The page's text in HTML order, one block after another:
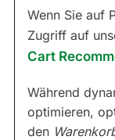
Wenn Sie auf
Zugriff auf
Cart
Während
optimieren,
den